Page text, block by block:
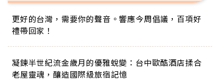
更好的台灣，需要你的聲音。響應今周倡議，百項好
禮帶回家！
凝鍊半世紀流金歲月的優雅蛻變：台中歐酷酒店揉合
老屋靈魂，釀造國際級旅宿記憶